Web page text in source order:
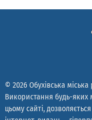
© 2026 Обухівська міська
Використання будь-яких
цьому сайті,